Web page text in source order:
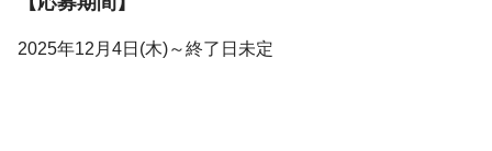
2025年12月4日(木)～終了日未定